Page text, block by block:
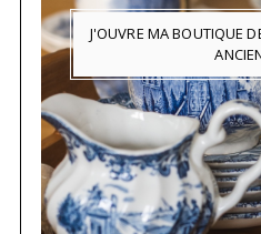
J'OUVRE MA BOUTIQUE